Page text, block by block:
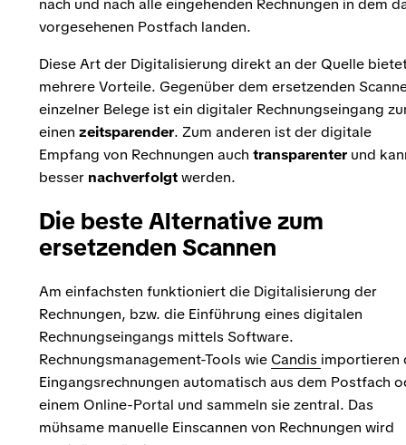
nach und nach alle eingehenden Rechnungen in dem
vorgesehenen Postfach landen.
Diese Art der Digitalisierung direkt an der Quelle
mehrere Vorteile. Gegenüber dem ersetzenden
einzelner Belege ist ein digitaler Rechnungseingang
einen zeitsparender. Zum anderen ist der digitale
Empfang von Rechnungen auch transparenter und
besser nachverfolgtwerden.
Die beste Alternative zum
ersetzenden Scannen
Am einfachsten funktioniert die Digitalisierung der
Rechnungen, bzw. die Einführung eines digitalen
Rechnungseingangs mittels Software.
Rechnungsmanagement-Tools wieCandisimportieren
Eingangsrechnungen automatisch aus dem Postfach
einem Online-Portal und sammeln sie zentral. Das
mühsame manuelle Einscannen von Rechnungen wird